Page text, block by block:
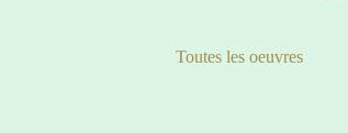
Toutes les oeuvres